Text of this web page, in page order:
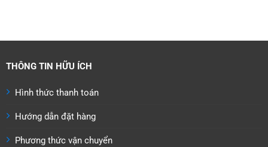
THÔNG TIN HỮU ÍCH
Hình thức thanh toán
Hướng dẫn đặt hàng
Phương thức vận chuyển